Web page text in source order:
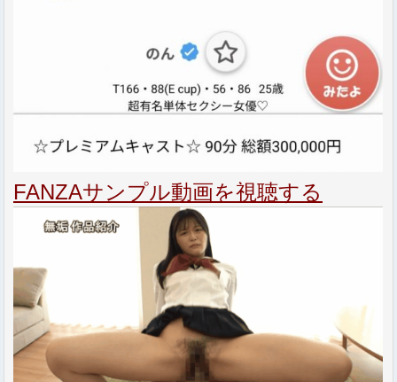
FANZAサンプル動画を視聴する